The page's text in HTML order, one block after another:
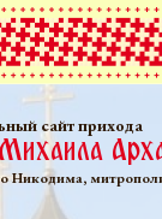
сайт прихода